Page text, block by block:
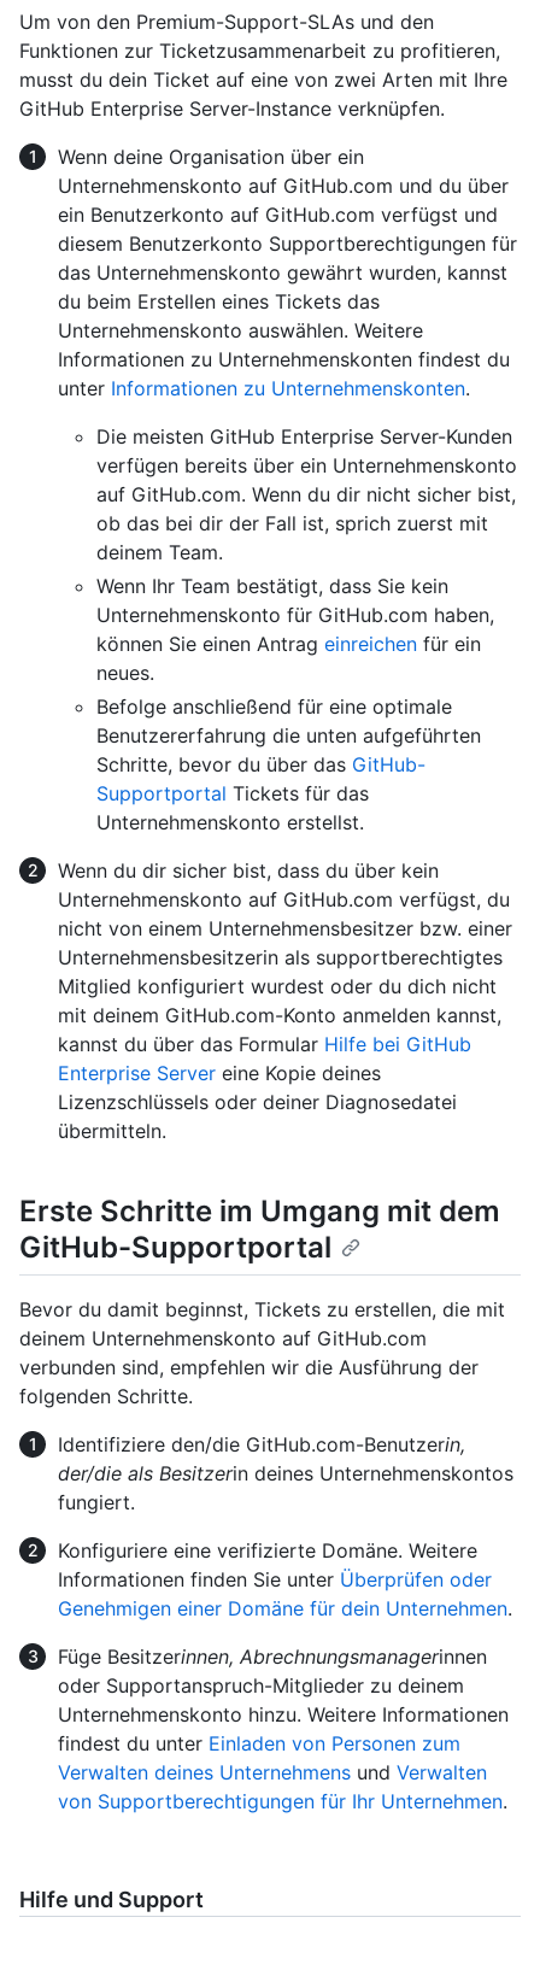
Um von den Premium-Support-SLAs und den
Funktionen zur Ticketzusammenarbeit zu profitieren,
musst du dein Ticket auf eine von zwei Arten mit Ihre
GitHub Enterprise Server-Instance verknüpfen.
Wenn deine Organisation über ein
Unternehmenskonto auf GitHub.com und du über
ein Benutzerkonto auf GitHub.com verfügst und
diesem Benutzerkonto Supportberechtigungen für
das Unternehmenskonto gewährt wurden, kannst
du beim Erstellen eines Tickets das
Unternehmenskonto auswählen. Weitere
Informationen zu Unternehmenskonten findest du
unter Informationen zu Unternehmenskonten.
Die meisten GitHub Enterprise Server-Kunden
verfügen bereits über ein Unternehmenskonto
auf GitHub.com. Wenn du dir nicht sicher bist,
ob das bei dir der Fall ist, sprich zuerst mit
deinem Team.
Wenn Ihr Team bestätigt, dass Sie kein
Unternehmenskonto für GitHub.com haben,
können Sie einen Antrag einreichen für ein
neues.
Befolge anschließend für eine optimale
Benutzererfahrung die unten aufgeführten
Schritte, bevor du über das GitHub-
Supportportal Tickets für das
Unternehmenskonto erstellst.
Wenn du dir sicher bist, dass du über kein
Unternehmenskonto auf GitHub.com verfügst, du
nicht von einem Unternehmensbesitzer bzw. einer
Unternehmensbesitzerin als supportberechtigtes
Mitglied konfiguriert wurdest oder du dich nicht
mit deinem GitHub.com-Konto anmelden kannst,
kannst du über das Formular Hilfe bei GitHub
Enterprise Server eine Kopie deines
Lizenzschlüssels oder deiner Diagnosedatei
übermitteln.
Erste Schritte im Umgang mit dem
GitHub-Supportportal
Bevor du damit beginnst, Tickets zu erstellen, die mit
deinem Unternehmenskonto auf GitHub.com
verbunden sind, empfehlen wir die Ausführung der
folgenden Schritte.
Identifiziere den/die GitHub.com-Benutzerin,
der/die als Besitzerin deines Unternehmenskontos
fungiert.
Konfiguriere eine verifizierte Domäne. Weitere
Informationen finden Sie unter Überprüfen oder
Genehmigen einer Domäne für dein Unternehmen.
Füge Besitzerinnen, Abrechnungsmanagerinnen
oder Supportanspruch-Mitglieder zu deinem
Unternehmenskonto hinzu. Weitere Informationen
findest du unter Einladen von Personen zum
Verwalten deines Unternehmens und Verwalten
von Supportberechtigungen für Ihr Unternehmen.
Hilfe und Support